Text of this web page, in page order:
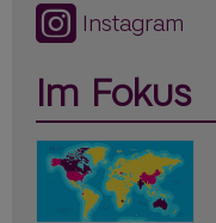
Instagram
Im Fokus